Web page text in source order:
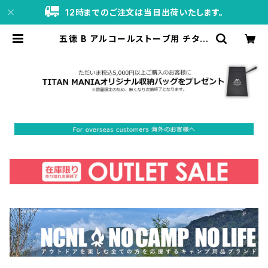
12時までのご注文は当日出荷いたします。
五徳 B アルコールストーブ用 チタン
アウトドア キャンプ用品 収納袋付き |
TITAN MANIA（チタンマニア）公式
オンラインストア